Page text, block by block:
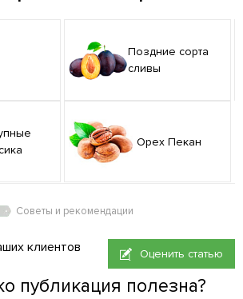
Поздние сорта
сливы
Орех Пекан
Советы и рекомендации
клиентов Оценить статью
публикация полезна?